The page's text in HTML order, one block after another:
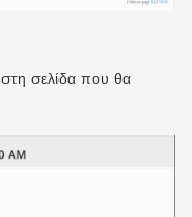
σελίδα που θα